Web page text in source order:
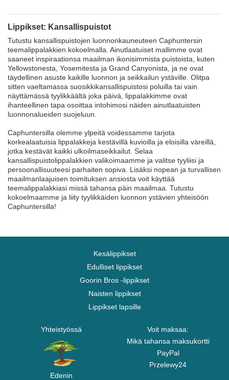
Lippikset: Kansallispuistot
Tutustu kansallispuistojen luonnonkauneuteen Caphuntersin
teemalippalakkien kokoelmalla. Ainutlaatuiset mallimme ovat
saaneet inspiraationsa maailman ikonisimmista puistoista, kuten
Yellowstonesta, Yosemitesta ja Grand Canyonista, ja ne ovat
täydellinen asuste kaikille luonnon ja seikkailun ystäville. Olitpa
sitten vaeltamassa suosikkikansallispuistosi poluilla tai vain
näyttämässä tyylikkäältä joka päivä, lippalakkimme ovat
ihanteellinen tapa osoittaa intohimosi näiden ainutlaatuisten
luonnonalueiden suojeluun.
Caphuntersilla olemme ylpeitä voidessamme tarjota
korkealaatuisia lippalakkeja kestävillä kuvioilla ja eloisilla väreillä,
jotka kestävät kaikki ulkoilmaseikkailut. Selaa
kansallispuistolippalakkien valikoimaamme ja valitse tyyliisi ja
persoonallisuuteesi parhaiten sopiva. Lisäksi nopean ja turvallisen
maailmanlaajuisen toimituksen ansiosta voit käyttää
teemalippalakkiasi missä tahansa päin maailmaa. Tutustu
kokoelmaamme ja liity tyylikkäiden luonnon ystävien yhteisöön
Caphuntersilla!
Kesälippikset
Edulliset lippikset
Goorin Bros -lippikset
Naisten lippikset
Lippikset lapsille
Yhteistyössä
Edenin
Voit maksaa:
Mikä tahansa maksukortti
PayPal
Przelewy24